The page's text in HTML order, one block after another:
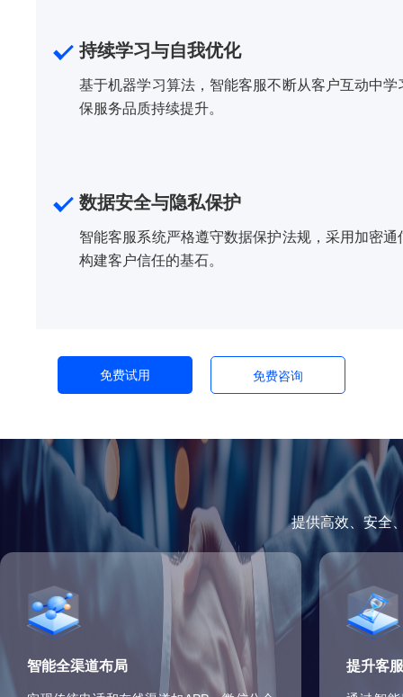
持续学习与自我优化
基于机器学习算法，智能客服不断从客户互动中
保服务品质持续提升。
数据安全与隐私保护
智能客服系统严格遵守数据保护法规，采用加密
构建客户信任的基石。
免费试用 免费咨询
提供高效、安全
智能全渠道布局 提升客